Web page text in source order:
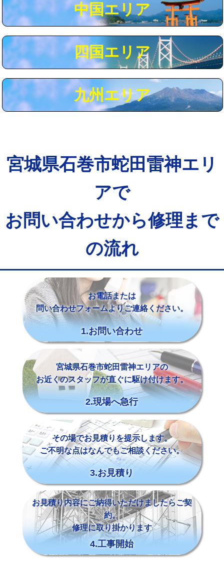
追加人工 16,500円
※給水管工事は20mmまでの価格です。
中国エリア
四国エリア
九州エリア
宮城県石巻市蛇田雷神エリ
アで
お問い合わせから修理まで
の流れ
お電話または
問い合わせフォームよりご連絡ください。
1.お問い合わせ
宮城県石巻市蛇田雷神エリアの
お近くのスタッフが直ぐに駆け付けます。
2.現場へ急行
その場でお見積りを提示します。
ご不明な点はなんでもご相談ください。
3.お見積り
お見積り内容にご納得いただけましたらご契
約。
修理に取り掛かります
4.工事開始